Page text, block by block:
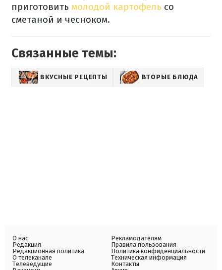
приготовить молодой картофель со
сметаной и чесноком.
Связанные темы:
ВКУСНЫЕ РЕЦЕПТЫ ВТОРЫЕ БЛЮДА
О нас
Редакция
Редакционная политика
О телеканале
Телеведущие
Рекламодателям
Правила пользования
Политика конфиденциальности
Техническая информация
Контакты